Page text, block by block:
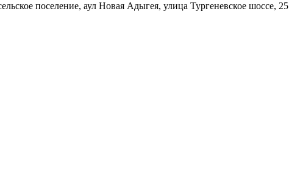
поселение, аул Новая Адыгея, улица Тургеневское шоссе, 25